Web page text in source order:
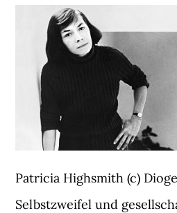
Patricia Highsmith (c)
Selbstzweifel und